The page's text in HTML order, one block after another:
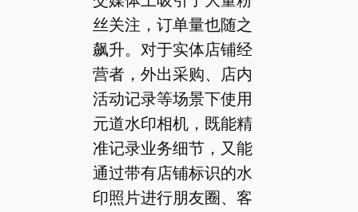
丝关注，订单量也随之
飙升。对于实体店铺经
营者，外出采购、店内
活动记录等场景下使用
元道水印相机，既能精
准记录业务细节，又能
通过带有店铺标识的水
印照片进行朋友圈、客